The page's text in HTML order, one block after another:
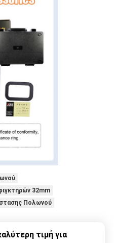
32mm
Πολωνού
τιμή για